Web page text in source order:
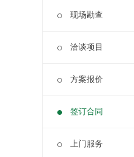
现场勘查
洽谈项目
方案报价
签订合同
上门服务